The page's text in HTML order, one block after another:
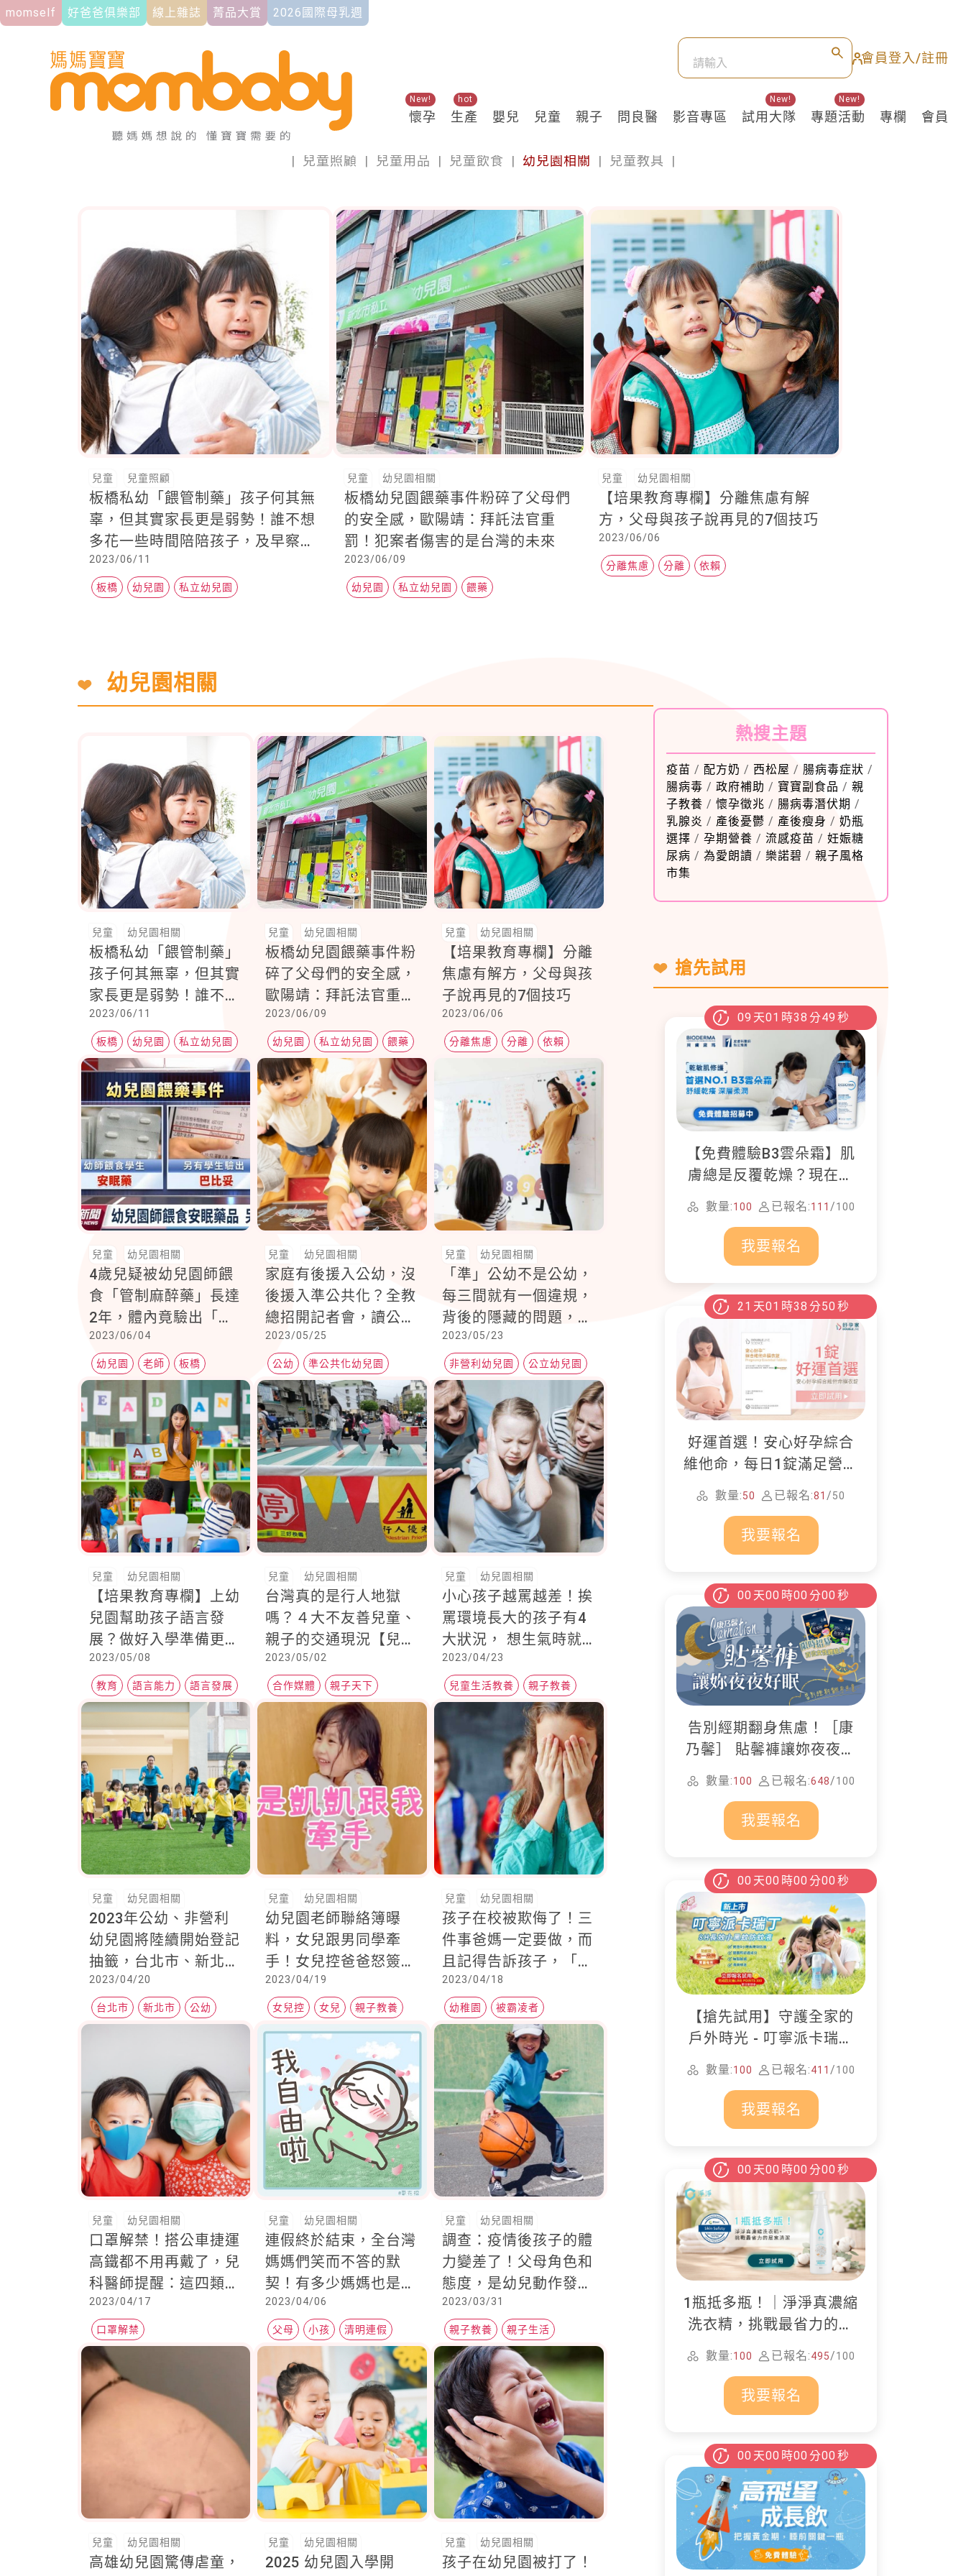
momself 好爸爸俱樂部 線上雜誌 菁品大賞 2026國際母乳週
會員登入/註冊
懷孕
New!
生產
hot
嬰兒 兒童 親子 問良醫 影音專區 試用大隊
New!
專題活動
New!
專欄 會員
兒童
| 兒童照顧 | 兒童用品 | 兒童飲食 | 幼兒園相關 | 兒童教具 |
兒童 兒童照顧
板橋私幼「餵管制藥」孩子何其無
辜，但其實家長更是弱勢！誰不想
多花一些時間陪陪孩子，及早察
覺？
2023/06/11
板橋 幼兒園 私立幼兒園
兒童 幼兒園相關
板橋幼兒園餵藥事件粉碎了父母們
的安全感，歐陽靖：拜託法官重
罰！犯案者傷害的是台灣的未來
2023/06/09
幼兒園 私立幼兒園 餵藥
兒童 幼兒園相關
【培果教育專欄】分離焦慮有解
方，父母與孩子說再見的7個技巧
2023/06/06
分離焦慮 分離 依賴
幼兒園相關
兒童 幼兒園相關
板橋私幼「餵管制藥」
孩子何其無辜，但其實
家長更是弱勢！誰不想
多花一些時間陪陪孩
子，及早察覺？
2023/06/11
板橋 幼兒園 私立幼兒園
兒童 幼兒園相關
板橋幼兒園餵藥事件粉
碎了父母們的安全感，
歐陽靖：拜託法官重
罰！犯案者傷害的是台
灣的未來
2023/06/09
幼兒園 私立幼兒園 餵藥
兒童 幼兒園相關
【培果教育專欄】分離
焦慮有解方，父母與孩
子說再見的7個技巧
2023/06/06
分離焦慮 分離 依賴
兒童 幼兒園相關
4歲兒疑被幼兒園師餵
食「管制麻醉藥」長達
2年，體內竟驗出「巴
比妥」父自責：沒有臉
面對小孩！
2023/06/04
幼兒園 老師 板橋
兒童 幼兒園相關
家庭有後援入公幼，沒
後援入準公共化？全教
總招開記者會，讀公幼
每年總收費竟然比準公
幼貴
2023/05/25
公幼 準公共化幼兒園
非營利幼兒園
兒童 幼兒園相關
「準」公幼不是公幼，
每三間就有一個違規，
背後的隱藏的問題，讓
父母擔心不已
2023/05/23
非營利幼兒園 公立幼兒園
私立幼兒園
兒童 幼兒園相關
【培果教育專欄】上幼
兒園幫助孩子語言發
展？做好入學準備更有
效果
2023/05/08
教育 語言能力 語言發展
兒童 幼兒園相關
台灣真的是行人地獄
嗎？４大不友善兒童、
親子的交通現況【兒童
行人地獄】
2023/05/02
合作媒體 親子天下
兒童 幼兒園相關
小心孩子越罵越差！挨
罵環境長大的孩子有4
大狀況， 想生氣時就
用這5招教小孩
2023/04/23
兒童生活教養 親子教養
兒童 幼兒園相關
2023年公幼、非營利
幼兒園將陸續開始登記
抽籤，台北市、新北市
的登記作業都有新變革
2023/04/20
台北市 新北市 公幼
兒童 幼兒園相關
幼兒園老師聯絡簿曝
料，女兒跟男同學牽
手！女兒控爸爸怒簽聯
絡簿「交代這一件事」
2023/04/19
女兒控 女兒 親子教養
兒童 幼兒園相關
孩子在校被欺侮了！三
件事爸媽一定要做，而
且記得告訴孩子，「逃
跑並不丟臉」
2023/04/18
幼稚園 被霸凌者
校園霸凌
兒童 幼兒園相關
口罩解禁！搭公車捷運
高鐵都不用再戴了，兒
科醫師提醒：這四類幼
童族群還是戴著
2023/04/17
口罩解禁
兒童 幼兒園相關
連假終於結束，全台灣
媽媽們笑而不答的默
契！有多少媽媽也是這
樣的？
2023/04/06
父母 小孩 清明連假
兒童 幼兒園相關
調查：疫情後孩子的體
力變差了！父母角色和
態度，是幼兒動作發展
的最佳助力
2023/03/31
親子教養 親子生活
特色公園
兒童 幼兒園相關
高雄幼兒園驚傳虐童，
兒童 幼兒園相關
2025 幼兒園入學開
兒童 幼兒園相關
孩子在幼兒園被打了！
熱搜主題
疫苗 / 配方奶 / 西松屋 / 腸病毒症狀 /
腸病毒 / 政府補助 / 寶寶副食品 / 親
子教養 / 懷孕徵兆 / 腸病毒潛伏期 /
乳腺炎 / 產後憂鬱 / 產後瘦身 / 奶瓶
選擇 / 孕期營養 / 流感疫苗 / 妊娠糖
尿病 / 為愛朗讀 / 樂諾碧 / 親子風格
市集
搶先試用
09 天01 時38 分47 秒
【免費體驗B3雲朵霜】肌
膚總是反覆乾燥？現在就
加入貝膚黛瑪修護體驗計
畫！
數量:100 已報名:111 /100
我要報名
21 天01 時38 分48 秒
好運首選！安心好孕綜合
維他命，每日1錠滿足營養
所需
數量:50 已報名:81 /50
我要報名
00 天00 時00 分00 秒
告別經期翻身焦慮！［康
乃馨］ 貼馨褲讓妳夜夜好
數量:100 已報名:648/100
我要報名
00 天00 時00 分00 秒
【搶先試用】守護全家的
戶外時光 - 叮寧派卡瑞丁
防蚊液
數量:100 已報名:411 /100
我要報名
00 天00 時00 分00 秒
1瓶抵多瓶！｜淨淨真濃縮
洗衣精，挑戰最省力的居
家清潔
數量:100 已報名:495/100
我要報名
00 天00 時00 分00 秒